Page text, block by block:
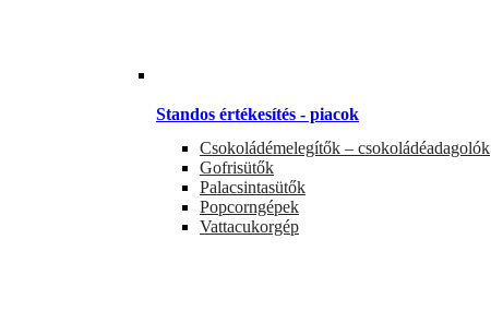
Standos értékesítés - piacok
Csokoládémelegítők – csokoládéadagolók
Gofrisütők
Palacsintasütők
Popcorngépek
Vattacukorgép